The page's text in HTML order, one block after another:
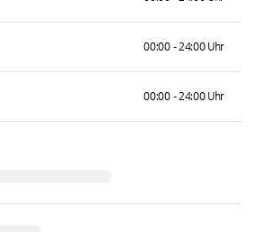
00:00 - 24:00 Uhr
00:00 - 24:00 Uhr